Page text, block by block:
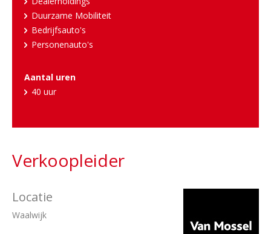
Duurzame Mobiliteit
Bedrijfsauto's
Personenauto's
Aantal uren
40 uur
Verkoopleider
Locatie
Waalwijk